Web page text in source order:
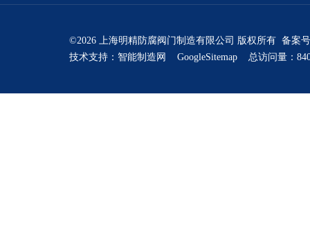
©2026 上海明精防腐阀门制造有限公司 版权所有 备案
技术支持： 智能制造网 GoogleSitemap 总访问量：